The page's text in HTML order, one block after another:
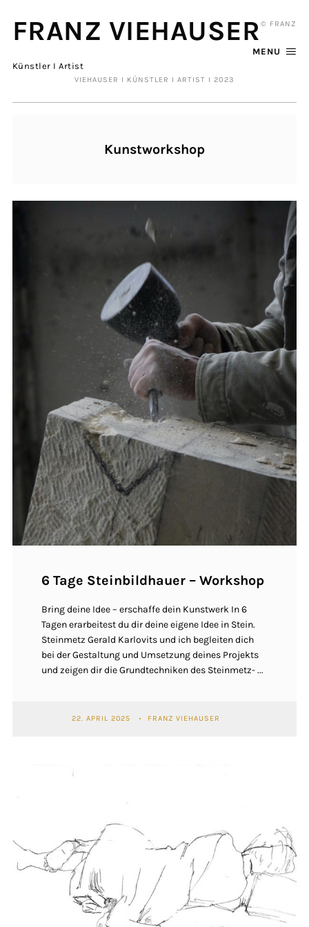
FRANZ VIEHAUSER
Künstler I Artist
MENU
© FRANZ
VIEHAUSER I KÜNSTLER I ARTIST I 2023
Kunstworkshop
6 Tage Steinbildhauer – Workshop
Bring deine Idee – erschaffe dein Kunstwerk In 6
Tagen erarbeitest du dir deine eigene Idee in Stein.
Steinmetz Gerald Karlovits und ich begleiten dich
bei der Gestaltung und Umsetzung deines Projekts
und zeigen dir die Grundtechniken des Steinmetz- ...
22. APRIL 2025 FRANZ VIEHAUSER